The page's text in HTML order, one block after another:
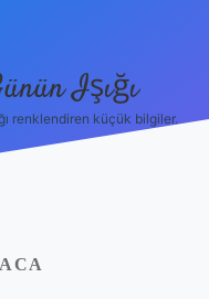
Işığı
renklendiren küçük bilgiler.